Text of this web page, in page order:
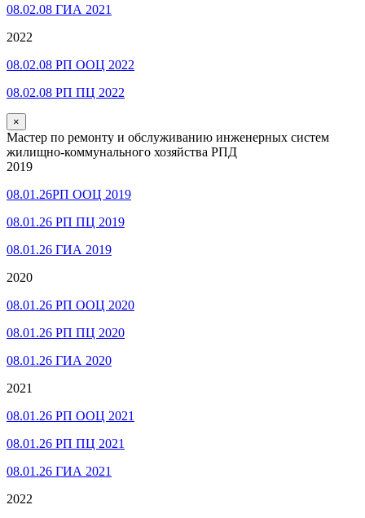
08.02.08 ГИА 2021
2022
08.02.08 РП ООЦ 2022
08.02.08 РП ПЦ 2022
×
Мастер по ремонту и обслуживанию инженерных систем
жилищно-коммунального хозяйства РПД
2019
08.01.26РП ООЦ 2019
08.01.26 РП ПЦ 2019
08.01.26 ГИА 2019
2020
08.01.26 РП ООЦ 2020
08.01.26 РП ПЦ 2020
08.01.26 ГИА 2020
2021
08.01.26 РП ООЦ 2021
08.01.26 РП ПЦ 2021
08.01.26 ГИА 2021
2022